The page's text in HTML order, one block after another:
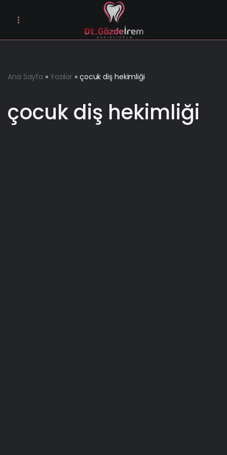
geç
Ana Sayfa » Yazılar » çocuk diş hekimliği
çocuk diş hekimliği